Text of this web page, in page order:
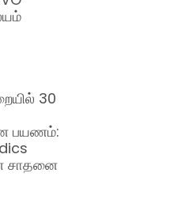
30
பயணம்:
சாதனை